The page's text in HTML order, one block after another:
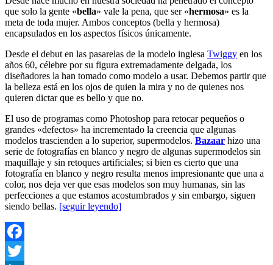
que solo la gente «bella» vale la pena, que ser «hermosa» es la
meta de toda mujer. Ambos conceptos (bella y hermosa)
encapsulados en los aspectos físicos únicamente.
Desde el debut en las pasarelas de la modelo inglesa Twiggy en los
años 60, célebre por su figura extremadamente delgada, los
diseñadores la han tomado como modelo a usar. Debemos partir que
la belleza está en los ojos de quien la mira y no de quienes nos
quieren dictar que es bello y que no.
El uso de programas como Photoshop para retocar pequeños o
grandes «defectos» ha incrementado la creencia que algunas
modelos trascienden a lo superior, supermodelos. Bazaar hizo una
serie de fotografías en blanco y negro de algunas supermodelos sin
maquillaje y sin retoques artificiales; si bien es cierto que una
fotografía en blanco y negro resulta menos impresionante que una a
color, nos deja ver que esas modelos son muy humanas, sin las
perfecciones a que estamos acostumbrados y sin embargo, siguen
siendo bellas. [seguir leyendo]
Facebook